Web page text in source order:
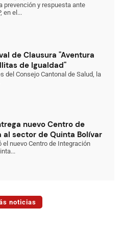
prevención y respuesta ante
en el...
de Clausura "Aventura
de Igualdad"
del Consejo Cantonal de Salud, la
nuevo Centro de
sector de Quinta Bolívar
el nuevo Centro de Integración
noticias